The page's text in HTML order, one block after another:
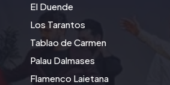
El Duende
Los Tarantos
Tablao de Carmen
Palau Dalmases
Flamenco Laietana